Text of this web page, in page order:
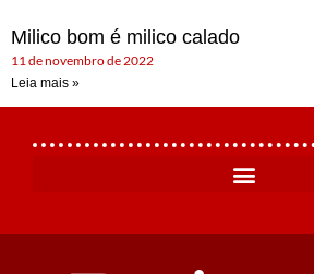
Milico bom é milico calado
11 de novembro de 2022
Leia mais »